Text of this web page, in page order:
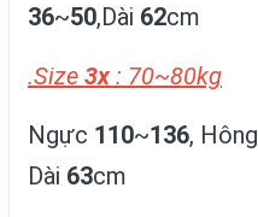
36~50,Dài 62cm
.Size 3x: 70~80kg
Ngực 110~136, Hông
Dài 63cm